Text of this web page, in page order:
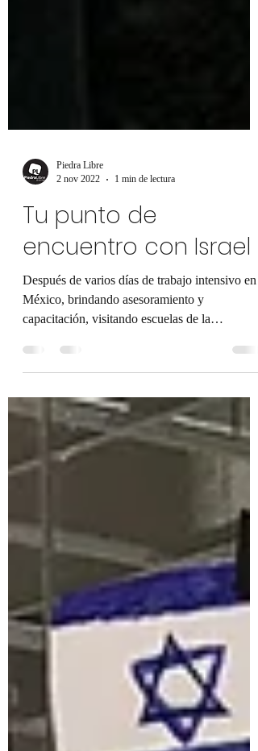
Piedra Libre
2 nov 2022
1 min de lectura
Tu punto de
encuentro con Israel
Después de varios días de trabajo intensivo en
México, brindando asesoramiento y